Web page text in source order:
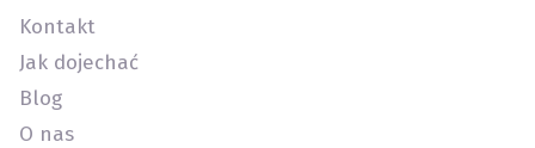
Kontakt
Jak dojechać
Blog
O nas